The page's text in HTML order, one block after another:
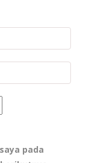
pada